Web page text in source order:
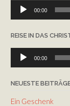
Audio-
Player
00:00
REISE IN DAS
Audio-
Player
00:00
NEUESTE
Ein Geschenk